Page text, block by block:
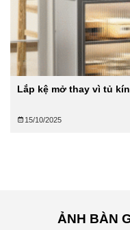
Lắp kệ mở thay vì tủ kín
15/10/2025
ẢNH BÀN